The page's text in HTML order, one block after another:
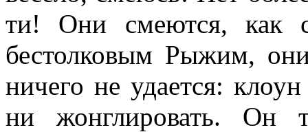
ти! Они смеются, как
бестолковым Рыжим,
ничего не удается:
ни жонглировать. Он